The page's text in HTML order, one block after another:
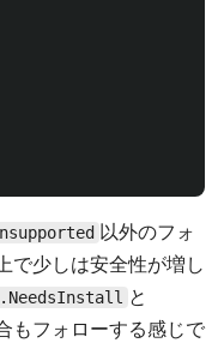
以外のフォ
で少しは安全性が増し
と
もフォローする感じで